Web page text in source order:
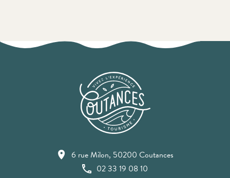
6 rue Milon, 50200 Coutances
02 33 19 08 10